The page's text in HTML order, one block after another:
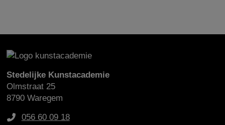
Stedelijke Kunstacademie
Olmstraat 25
8790 Waregem
056 60 09 18